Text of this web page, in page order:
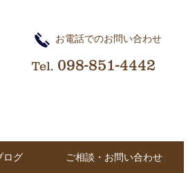
​お電話でのお問い合わせ
Tel. 098-851-4442
ログ ご相談・お問い合わせ